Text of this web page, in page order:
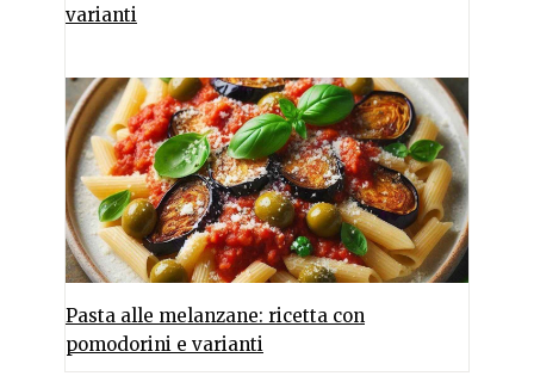
varianti
Pasta alle melanzane: ricetta con
pomodorini e varianti